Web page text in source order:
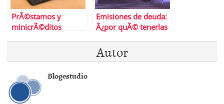
PrÃ©stamos y
minicrÃ©ditos
Emisiones de deuda:
Â¿por quÃ© tenerlas
Autor
Blogestudio